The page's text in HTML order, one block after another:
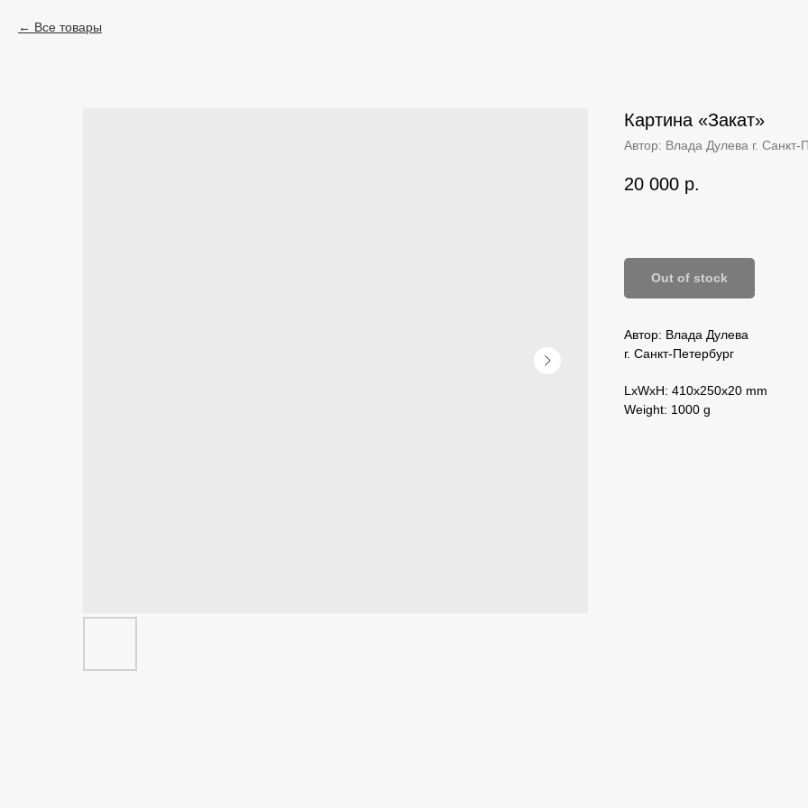
Все товары
Картина «‎Закат»‎
Автор: Влада Дулева г. Санкт-
20 000 р.
Out of stock
Автор: Влада Дулева
г. Санкт-Петербург
LxWxH: 410x250x20 mm
Weight: 1000 g